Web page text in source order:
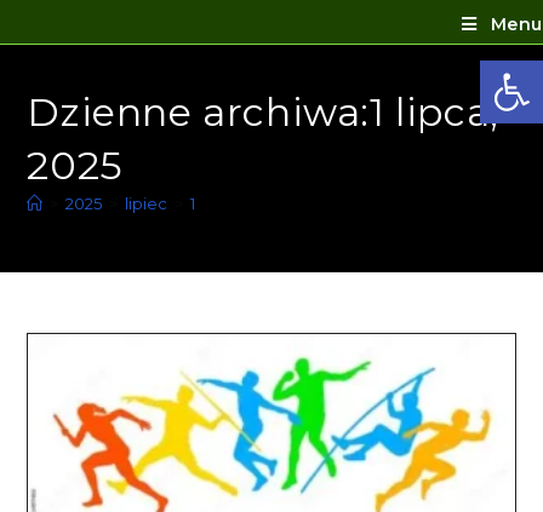
Menu
Dzienne archiwa:1 lipca,
2025
2025 lipiec 1